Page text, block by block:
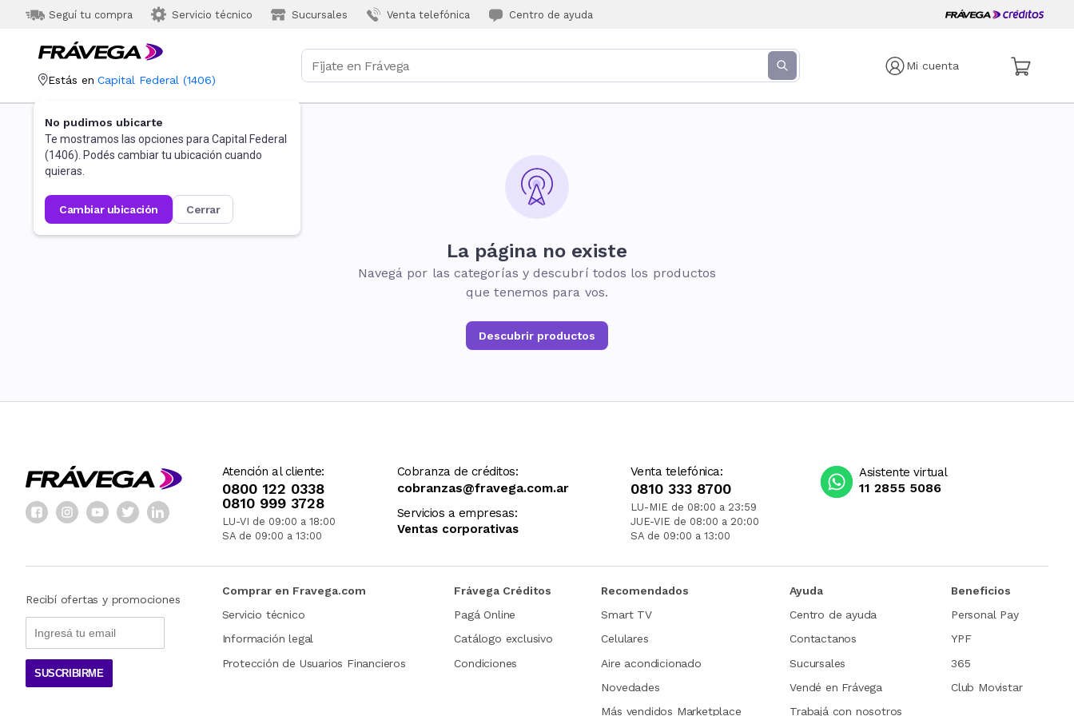
Seguí tu compra Servicio técnico Sucursales Venta telefónica Centro de ayuda
Mi cuenta
Estás en Capital Federal (1406)
No pudimos ubicarte
Te mostramos las opciones para Capital Federal
(1406). Podés cambiar tu ubicación cuando
quieras.
cambiar ubicación cerrar
La página no existe
Navegá por las categorías y descubrí todos los productos
que tenemos para vos.
Descubrir productos
Atención al cliente:
0800 122 0338
0810 999 3728
LU-VI de 09:00 a 18:00
SA de 09:00 a 13:00
Cobranza de créditos:
cobranzas@fravega.com.ar
Servicios a empresas:
Ventas corporativas
Venta telefónica:
0810 333 8700
LU-MIE de 08:00 a 23:59
JUE-VIE de 08:00 a 20:00
SA de 09:00 a 13:00
Asistente virtual
11 2855 5086
Recibí ofertas y promociones
SUSCRIBIRME
Comprar en Fravega.com
Servicio técnico
Información legal
Protección de Usuarios Financieros
Frávega Créditos
Pagá Online
Catálogo exclusivo
Condiciones
Recomendados
Smart TV
Celulares
Aire acondicionado
Novedades
Más vendidos Marketplace
Ayuda
Centro de ayuda
Contactanos
Sucursales
Vendé en Frávega
Trabajá con nosotros
Beneficios
Personal Pay
YPF
365
Club Movistar